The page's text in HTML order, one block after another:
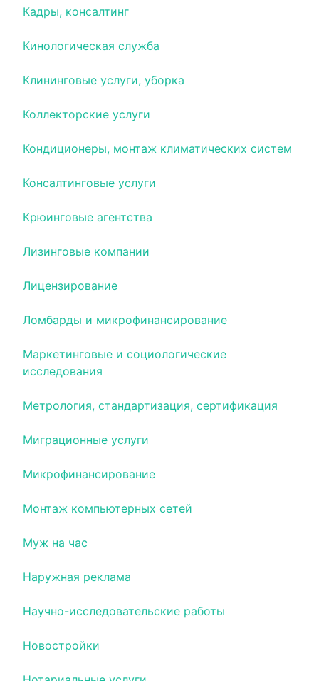
Кадры, консалтинг
Кинологическая служба
Клининговые услуги, уборка
Коллекторские услуги
Кондиционеры, монтаж климатических систем
Консалтинговые услуги
Крюинговые агентства
Лизинговые компании
Лицензирование
Ломбарды и микрофинансирование
Маркетинговые и социологические
исследования
Метрология, стандартизация, сертификация
Миграционные услуги
Микрофинансирование
Монтаж компьютерных сетей
Муж на час
Наружная реклама
Научно-исследовательские работы
Новостройки